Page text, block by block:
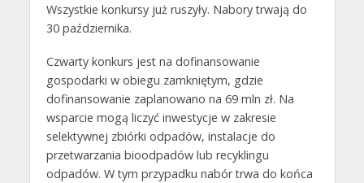
Wszystkie konkursy już ruszyły. Nabory trwają do
30 października.
Czwarty konkurs jest na dofinansowanie
gospodarki w obiegu zamkniętym, gdzie
dofinansowanie zaplanowano na 69 mln zł. Na
wsparcie mogą liczyć inwestycje w zakresie
selektywnej zbiórki odpadów, instalacje do
przetwarzania bioodpadów lub recyklingu
odpadów. W tym przypadku nabór trwa do końca